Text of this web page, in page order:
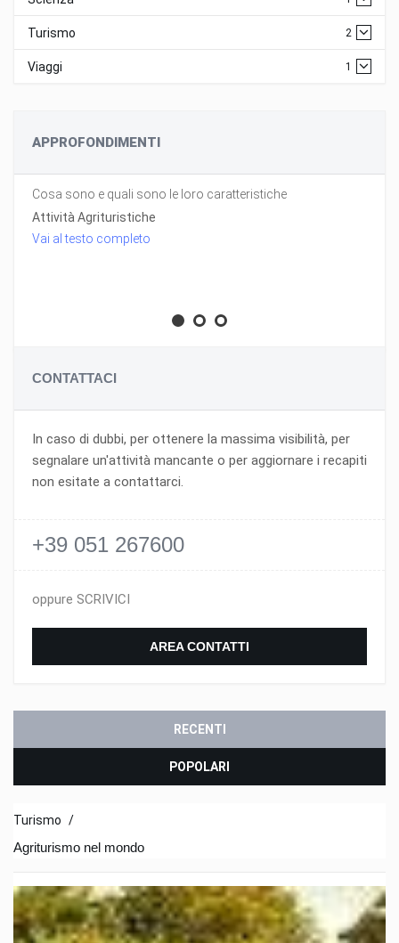
Turismo 2
Viaggi 1
APPROFONDIMENTI
Cosa sono e quali sono le loro caratteristiche
Attività Agrituristiche
Vai al testo completo
CONTATTACI
In caso di dubbi, per ottenere la massima visibilità, per
segnalare un'attività mancante o per aggiornare i recapiti
non esitate a contattarci.
+39 051 267600
oppure SCRIVICI
AREA CONTATTI
RECENTI
POPOLARI
Turismo /
Agriturismo nel mondo